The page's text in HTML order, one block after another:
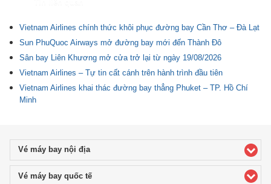
Vietnam Airlines chính thức khôi phục đường bay Cần Thơ – Đà Lạt
Sun PhuQuoc Airways mở đường bay mới đến Thành Đô
Sân bay Liên Khương mở cửa trở lại từ ngày 19/08/2026
Vietnam Airlines – Tự tin cất cánh trên hành trình đầu tiên
Vietnam Airlines khai thác đường bay thẳng Phuket – TP. Hồ Chí
Minh
Vé máy bay nội địaclick to expand contents
Vé máy bay quốc tếclick to expand contents